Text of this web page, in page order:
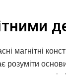
магнітні
розуміти